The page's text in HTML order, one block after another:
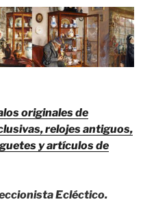
originales de
relojes antiguos,
y artículos de
Ecléctico.